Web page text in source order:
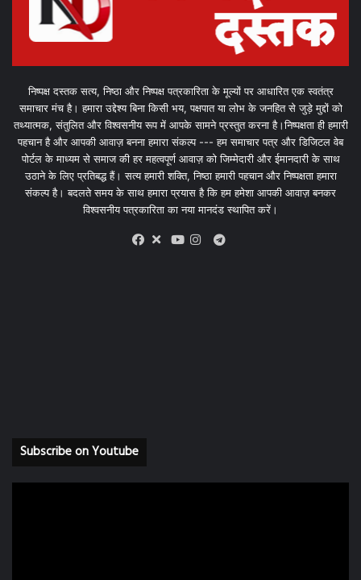
निष्पक्ष दस्तक सत्य, निष्ठा और निष्पक्ष पत्रकारिता के मूल्यों पर आधारित एक स्वतंत्र
समाचार मंच है। हमारा उद्देश्य बिना किसी भय, पक्षपात या लोभ के जनहित से जुड़े मुद्दों को
तथ्यात्मक, संतुलित और विश्वसनीय रूप में आपके सामने प्रस्तुत करना है।निष्पक्षता ही हमारी
पहचान है और आपकी आवाज़ बनना हमारा संकल्प --- हम समाचार पत्र और डिजिटल वेब
पोर्टल के माध्यम से समाज की हर महत्वपूर्ण आवाज़ को जिम्मेदारी और ईमानदारी के साथ
उठाने के लिए प्रतिबद्ध हैं। सत्य हमारी शक्ति, निष्ठा हमारी पहचान और निष्पक्षता हमारा
संकल्प है। बदलते समय के साथ हमारा प्रयास है कि हम हमेशा आपकी आवाज़ बनकर
विश्वसनीय पत्रकारिता का नया मानदंड स्थापित करें।
X
Telegram
Subscribe on Youtube